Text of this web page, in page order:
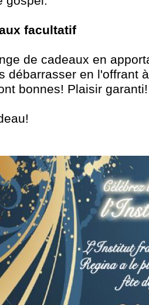
facultatif
de cadeaux en
débarrasser en l'offrant
bonnes! Plaisir garanti!